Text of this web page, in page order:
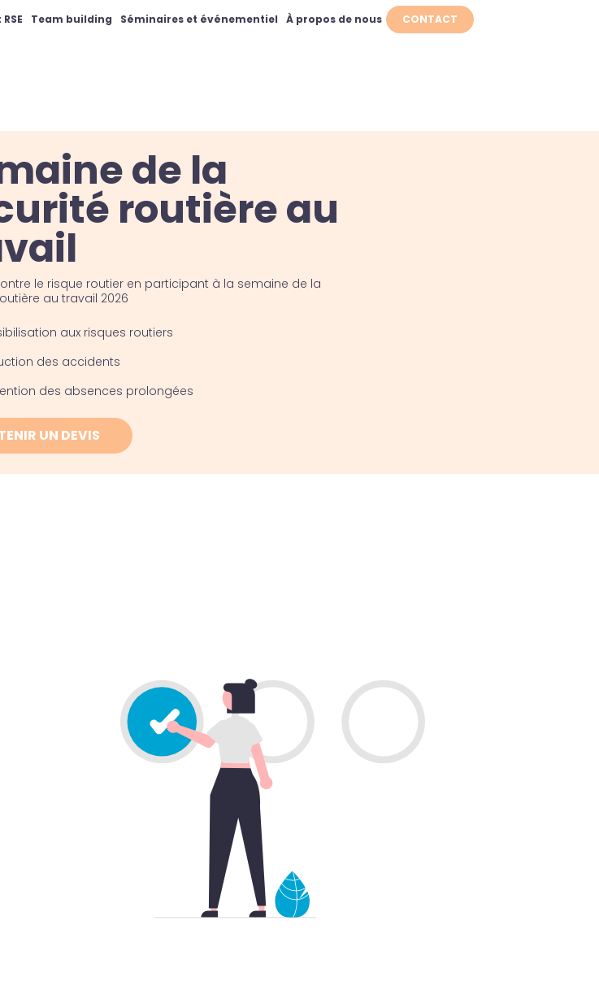
Team building Séminaires et événementiel À propos de nous CONTACT
de la
routière au
le risque routier en participant à la semaine de la
au travail 2026
aux risques routiers
des accidents
des absences prolongées
UN DEVIS